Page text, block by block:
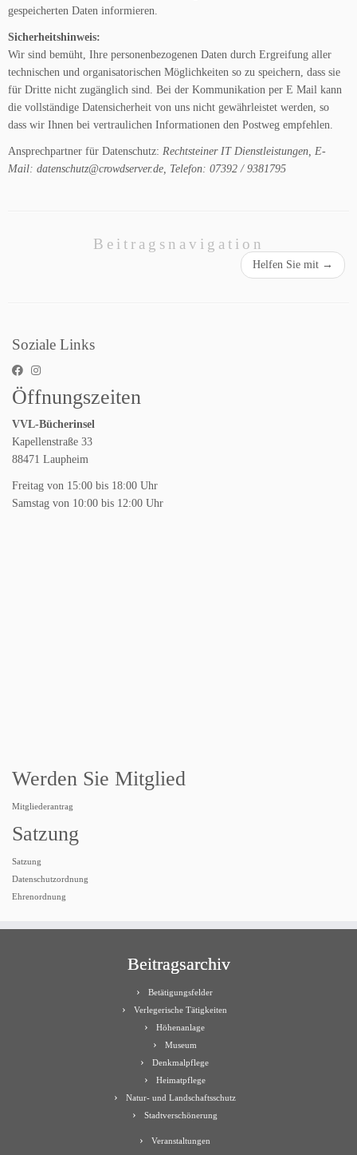
gespeicherten Daten informieren.
Sicherheitshinweis:
Wir sind bemüht, Ihre personenbezogenen Daten durch Ergreifung aller
technischen und organisatorischen Möglichkeiten so zu speichern, dass sie
für Dritte nicht zugänglich sind. Bei der Kommunikation per E Mail kann
die vollständige Datensicherheit von uns nicht gewährleistet werden, so
dass wir Ihnen bei vertraulichen Informationen den Postweg empfehlen.
Ansprechpartner für Datenschutz: Rechtsteiner IT Dienstleistungen, E-
Mail: datenschutz@crowdserver.de, Telefon: 07392 / 9381795
Beitragsnavigation
Helfen Sie mit →
Soziale Links
Öffnungszeiten
VVL-Bücherinsel
Kapellenstraße 33
88471 Laupheim
Freitag von 15:00 bis 18:00 Uhr
Samstag von 10:00 bis 12:00 Uhr
Werden Sie Mitglied
Mitgliederantrag
Satzung
Satzung
Datenschutzordnung
Ehrenordnung
Beitragsarchiv
Betätigungsfelder
Verlegerische Tätigkeiten
Höhenanlage
Museum
Denkmalpflege
Heimatpflege
Natur- und Landschaftsschutz
Stadtverschönerung
Veranstaltungen